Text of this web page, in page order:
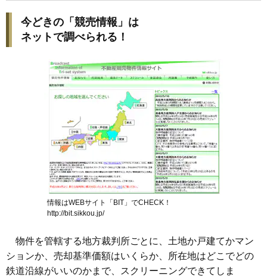
今どきの「競売情報」は
ネットで調べられる！
情報はWEBサイト「BIT」でCHECK！
http://bit.sikkou.jp/
物件を管轄する地方裁判所ごとに、土地か戸建てかマン
ションか、売却基準価額はいくらか、所在地はどこでどの
鉄道沿線がいいのかまで、スクリーニングできてしま